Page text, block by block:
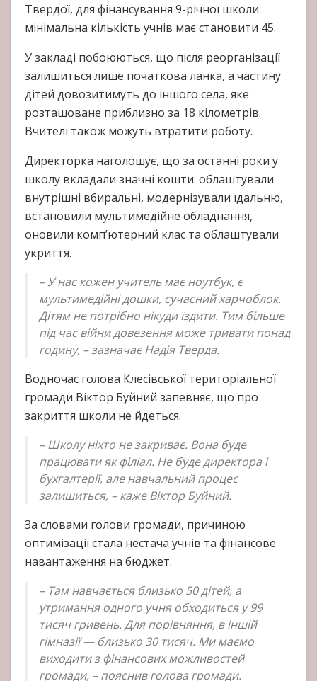
Твердої, для фінансування 9-річної школи
мінімальна кількість учнів має становити 45.
У закладі побоюються, що після реорганізації
залишиться лише початкова ланка, а частину
дітей довозитимуть до іншого села, яке
розташоване приблизно за 18 кілометрів.
Вчителі також можуть втратити роботу.
Директорка наголошує, що за останні роки у
школу вкладали значні кошти: облаштували
внутрішні вбиральні, модернізували їдальню,
встановили мультимедійне обладнання,
оновили комп’ютерний клас та облаштували
укриття.
– У нас кожен учитель має ноутбук, є
мультимедійні дошки, сучасний харчоблок.
Дітям не потрібно нікуди їздити. Тим більше
під час війни довезення може тривати понад
годину, – зазначає Надія Тверда.
Водночас голова Клесівської територіальної
громади Віктор Буйний запевняє, що про
закриття школи не йдеться.
– Школу ніхто не закриває. Вона буде
працювати як філіал. Не буде директора і
бухгалтерії, але навчальний процес
залишиться, – каже Віктор Буйний.
За словами голови громади, причиною
оптимізації стала нестача учнів та фінансове
навантаження на бюджет.
– Там навчається близько 50 дітей, а
утримання одного учня обходиться у 99
тисяч гривень. Для порівняння, в іншій
гімназії — близько 30 тисяч. Ми маємо
виходити з фінансових можливостей
громади, – пояснив голова громади.